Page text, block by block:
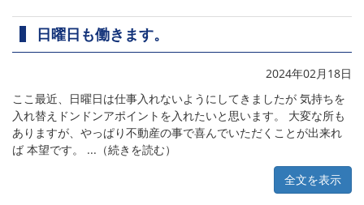
日曜日も働きます。
2024年02月18日
ここ最近、日曜日は仕事入れないようにしてきましたが 気持ちを
入れ替えドンドンアポイントを入れたいと思います。 大変な所も
ありますが、やっぱり不動産の事で喜んでいただくことが出来れ
ば 本望です。 ...（続きを読む）
全文を表示